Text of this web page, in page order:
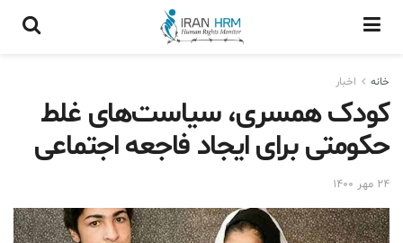
خانه اخبار
کودک همسری، سیاست‌های غلط
حکومتی برای ایجاد فاجعه اجتماعی
۲۴ مهر ۱۴۰۰